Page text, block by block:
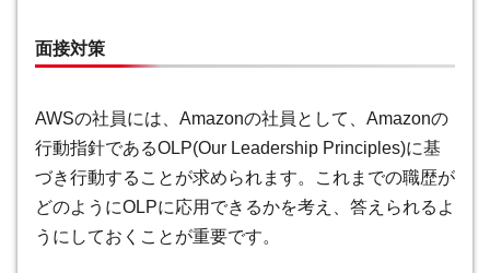
面接対策
AWSの社員には、Amazonの社員として、Amazonの
行動指針であるOLP(Our Leadership Principles)に基
づき行動することが求められます。
これまでの職歴が
どのようにOLPに応用できるかを考え、答えられるよ
うにしておくことが重要です。